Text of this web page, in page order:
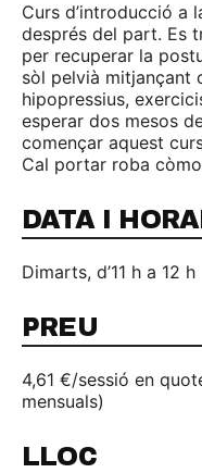
Curs d’introducció a
després del part. Es
per recuperar la
sòl pelvià mitjançant
hipopressius,
esperar dos mesos
començar aquest
Cal portar roba
DATA I
Dimarts, d’11 h a 12 h
PREU
4,61 €/sessió en
mensuals)
LLOC